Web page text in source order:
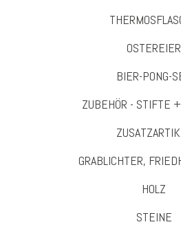
OSTEREIER
BIER-PONG-
ZUBEHÖR - STIFTE
GRABLICHTER,
HOLZ
STEINE